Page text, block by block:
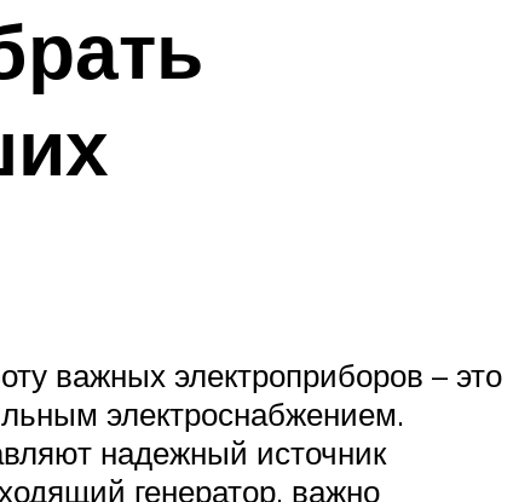
важных электроприборов – это
электроснабжением.
надежный источник
генератор, важно